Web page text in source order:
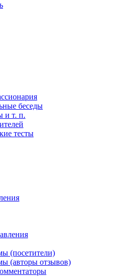
беседы
и т. п.
тесты
(посетители)
(авторы отзывов)